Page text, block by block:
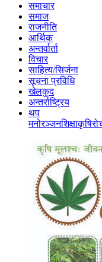
समाचार
समाज
राजनीति
आर्थिक
अन्तर्वार्ता
विचार
साहित्य/सिर्जना
सूचना प्रविधि
खेलकुद
अन्तर्राष्ट्रिय
थप
मनोरञ्‍जनशिक्षाकृषि